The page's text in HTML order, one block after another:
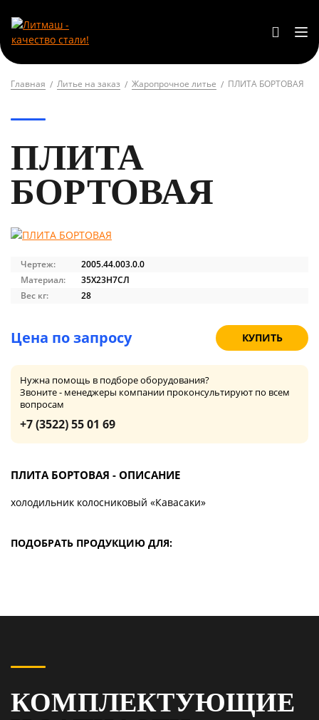
Главная Литье на заказ Жаропрочное литье ПЛИТА БОРТОВАЯ
ПЛИТА
БОРТОВАЯ
Чертеж:
2005.44.003.0.0
Материал:
35Х23Н7СЛ
Вес кг:
28
Цена по запросу КУПИТЬ
Нужна помощь в подборе оборудования?
Звоните - менеджеры компании проконсультируют по всем
вопросам
+7 (3522) 55 01 69
ПЛИТА БОРТОВАЯ - ОПИСАНИЕ
холодильник колосниковый «Кавасаки»
ПОДОБРАТЬ ПРОДУКЦИЮ ДЛЯ:
КОМПЛЕКТУЮЩИЕ